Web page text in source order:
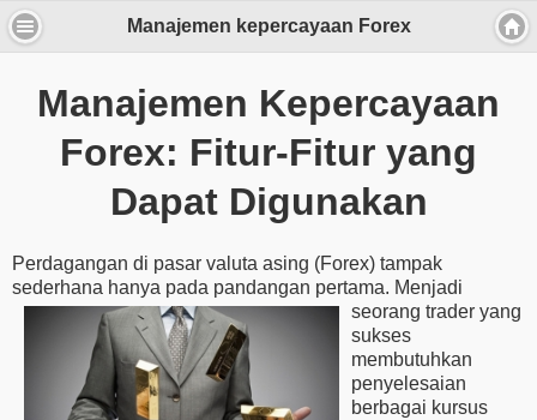
Manajemen kepercayaan Forex
Manajemen Kepercayaan
Forex: Fitur-Fitur yang
Dapat Digunakan
Perdagangan di pasar valuta asing (Forex) tampak
sederhana hanya pada pandangan pertama. Menjadi
seorang trader yang
sukses
membutuhkan
penyelesaian
berbagai kursus